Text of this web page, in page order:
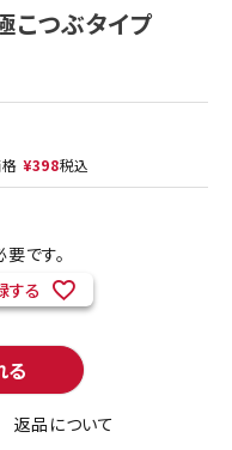
こつぶタイプ
¥398税込
です。
する
る
返品について